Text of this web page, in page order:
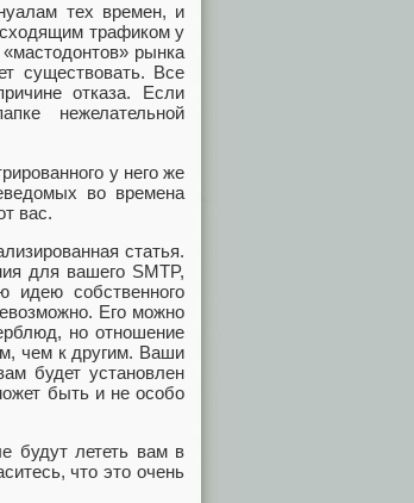
тех времен, и
трафиком у
рынка
существовать. Все
отказа. Если
нежелательной
у него же
во времена
вас.
статья.
для вашего SMTP,
идею собственного
Его можно
но отношение
чем к другим. Ваши
будет установлен
быть и не особо
будут лететь вам в
что это очень